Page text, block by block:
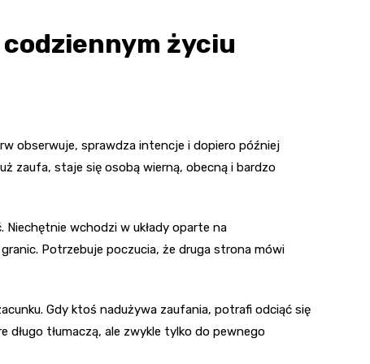
życiu
obserwuje, sprawdza intencje i dopiero później
zaufa, staje się osobą wierną, obecną i bardzo
wchodzi w układy oparte na
Potrzebuje poczucia, że druga strona mówi
Gdy ktoś nadużywa zaufania, potrafi odciąć się
tłumaczą, ale zwykle tylko do pewnego